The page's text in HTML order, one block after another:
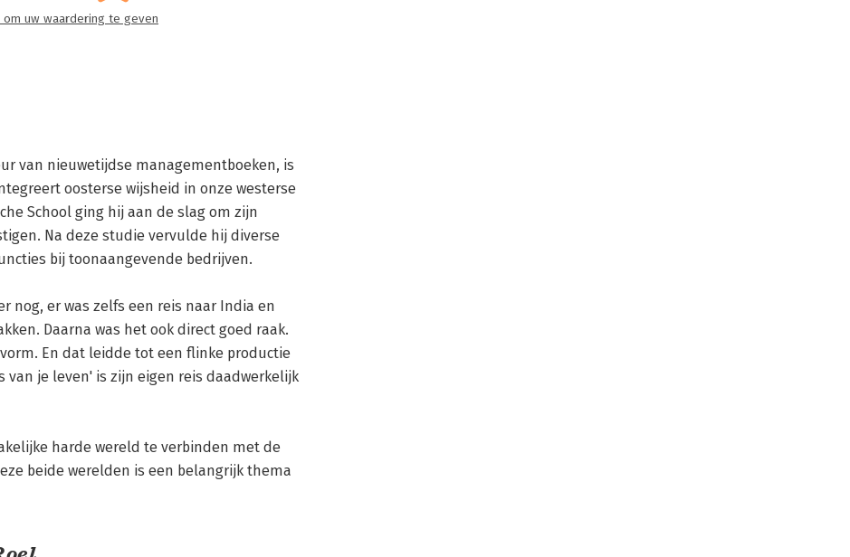
om uw waardering te geven
van nieuwetijdse managementboeken, is
oosterse wijsheid in onze westerse
School ging hij aan de slag om zijn
Na deze studie vervulde hij diverse
bij toonaangevende bedrijven.
nog, er was zelfs een reis naar India en
Daarna was het ook direct goed raak.
En dat leidde tot een flinke productie
van je leven' is zijn eigen reis daadwerkelijk
harde wereld te verbinden met de
beide werelden is een belangrijk thema